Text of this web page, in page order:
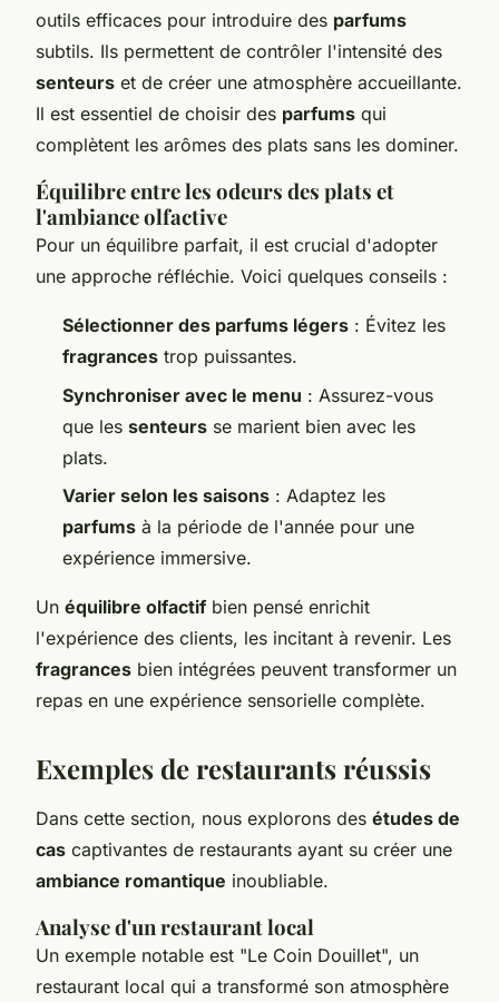
outils efficaces pour introduire des parfums
subtils. Ils permettent de contrôler l'intensité des
senteurs et de créer une atmosphère accueillante.
Il est essentiel de choisir des parfums qui
complètent les arômes des plats sans les dominer.
Équilibre entre les odeurs des plats et
l'ambiance olfactive
Pour un équilibre parfait, il est crucial d'adopter
une approche réfléchie. Voici quelques conseils :
Sélectionner des parfums légers : Évitez les
fragrances trop puissantes.
Synchroniser avec le menu : Assurez-vous
que les senteurs se marient bien avec les
plats.
Varier selon les saisons : Adaptez les
parfums à la période de l'année pour une
expérience immersive.
Un équilibre olfactif bien pensé enrichit
l'expérience des clients, les incitant à revenir. Les
fragrances bien intégrées peuvent transformer un
repas en une expérience sensorielle complète.
Exemples de restaurants réussis
Dans cette section, nous explorons des études de
cas captivantes de restaurants ayant su créer une
ambiance romantique inoubliable.
Analyse d'un restaurant local
Un exemple notable est "Le Coin Douillet", un
restaurant local qui a transformé son atmosphère